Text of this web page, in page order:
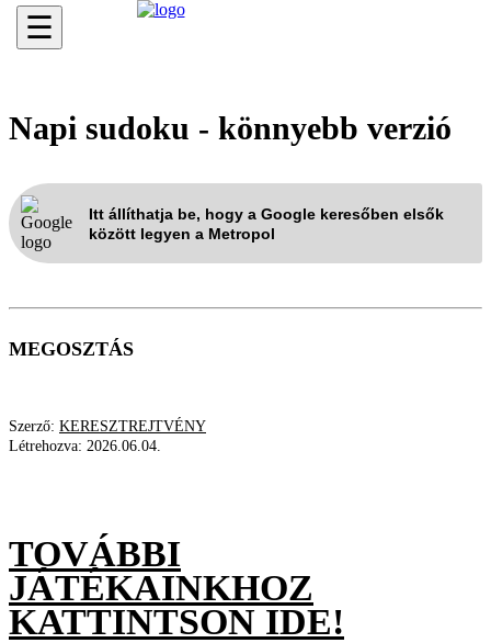
☰
Napi sudoku - könnyebb verzió
Itt állíthatja be, hogy a Google keresőben elsők
között legyen a Metropol
MEGOSZTÁS
Szerző: KERESZTREJTVÉNY
Létrehozva: 2026.06.04.
TOVÁBBI
JÁTÉKAINKHOZ
KATTINTSON IDE!